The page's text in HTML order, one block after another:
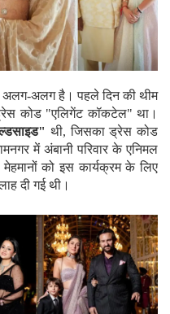
अलग-अलग है। पहले दिन की थीम
कोड "एलिगेंट कॉकटेल" था।
थी, जिसका ड्रेस कोड
में अंबानी परिवार के एनिमल
को इस कार्यक्रम के लिए
दी गई थी।